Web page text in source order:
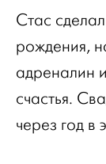
Стас
рождения,
адреналин
счастья.
через год в